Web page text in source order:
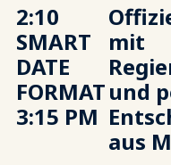
2:10
SMART
DATE
FORMAT
3:15 PM
mit
und
aus